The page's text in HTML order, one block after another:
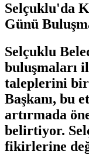
Selçuklu'da
Günü
Selçuklu
buluşmaları
taleplerini
Başkanı, bu
artırmada
belirtiyor.
fikirlerine